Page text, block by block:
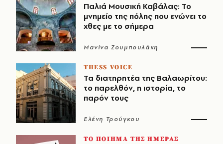
Παλιά Μουσική Καβάλας: Το
μνημείο της πόλης που ενώνει το
χθες με το σήμερα
Μανίνα Ζουμπουλάκη
THESS VOICE
Τα διατηρητέα της Βαλαωρίτου:
το παρελθόν, η ιστορία, το
παρόν τους
Ελένη Τρούγκου
ΤΟ ΠΟΙΗΜΑ ΤΗΣ ΗΜΕΡΑΣ